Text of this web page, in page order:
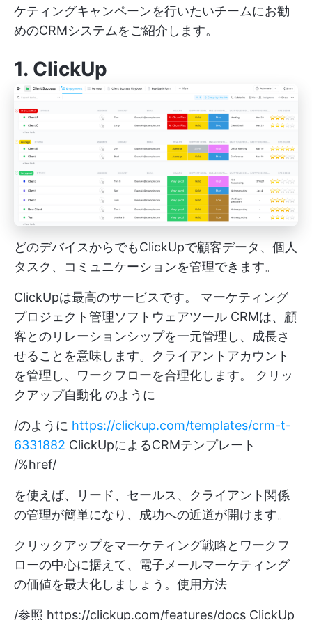
ケティングキャンペーンを行いたいチームにお勧
めのCRMシステムをご紹介します。
1. ClickUp
どのデバイスからでもClickUpで顧客データ、個人
タスク、コミュニケーションを管理できます。
ClickUpは最高のサービスです。 マーケティング
プロジェクト管理ソフトウェアツール CRMは、顧
客とのリレーションシップを一元管理し、成長さ
せることを意味します。クライアントアカウント
を管理し、ワークフローを合理化します。 クリッ
クアップ自動化 のように
/のように https://clickup.com/templates/crm-t-
6331882 ClickUpによるCRMテンプレート
/%href/
を使えば、リード、セールス、クライアント関係
の管理が簡単になり、成功への近道が開けます。
クリックアップをマーケティング戦略とワークフ
ローの中心に据えて、電子メールマーケティング
の価値を最大化しましょう。使用方法
/参照 https://clickup.com/features/docs ClickUp